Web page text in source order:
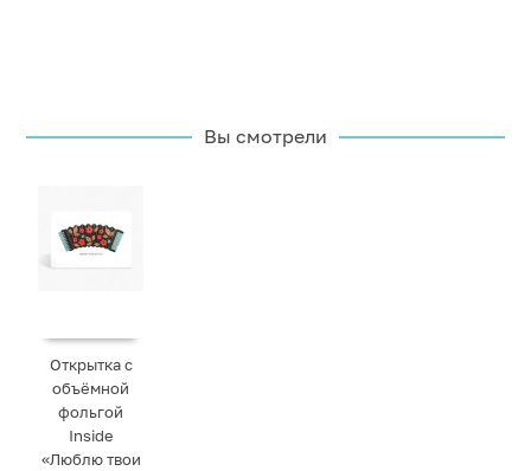
Вы смотрели
Открытка с
объёмной
фольгой
Inside
«Люблю твои